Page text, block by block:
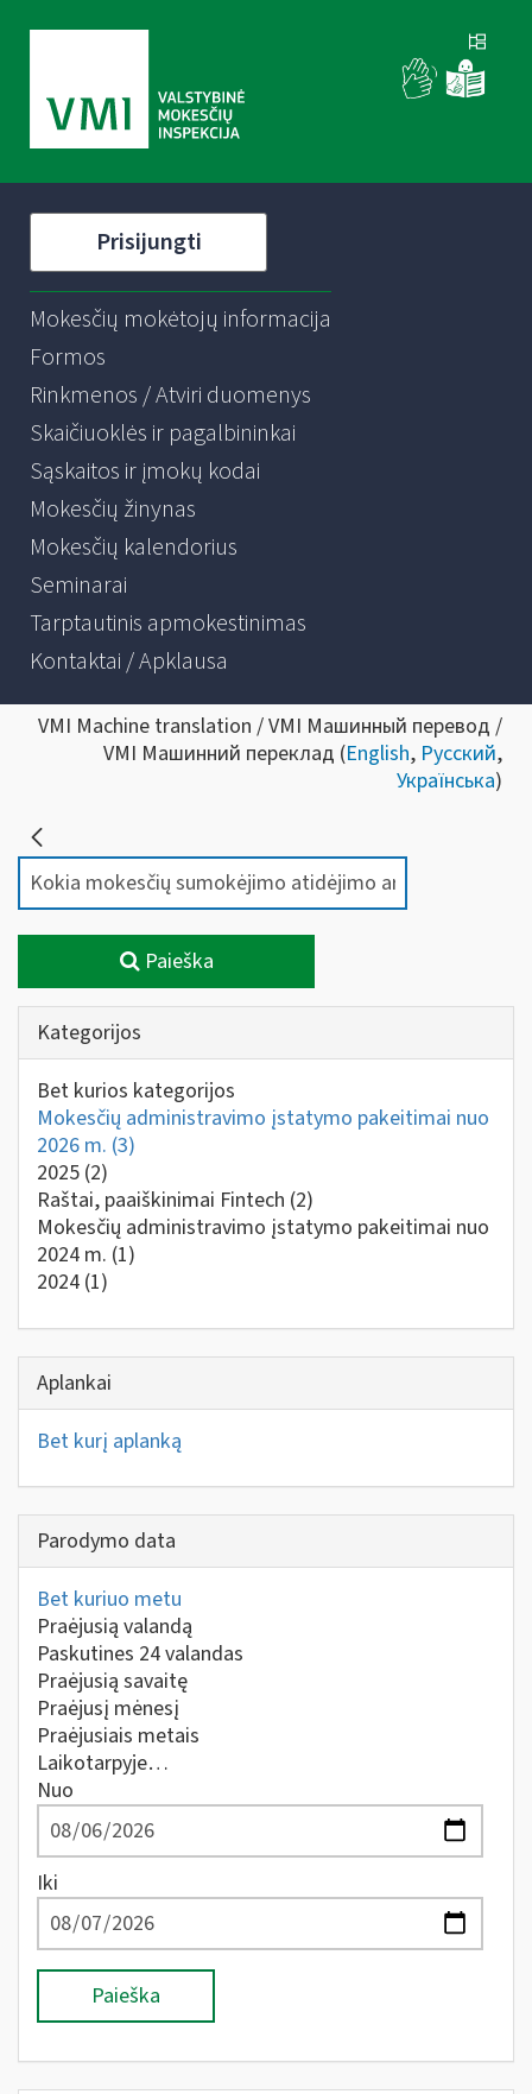
Prisijungti
Mokesčių mokėtojų informacija
Formos
Rinkmenos / Atviri duomenys
Skaičiuoklės ir pagalbininkai
Sąskaitos ir įmokų kodai
Mokesčių žinynas
Mokesčių kalendorius
Seminarai
Tarptautinis apmokestinimas
Kontaktai / Apklausa
VMI Machine translation / VMI Машинный перевод /
VMI Машинний переклад (English, Русский,
Українська)
Paieška
Kategorijos
Bet kurios kategorijos
Mokesčių administravimo įstatymo pakeitimai nuo
2026 m. (3)
2025 (2)
Raštai, paaiškinimai Fintech (2)
Mokesčių administravimo įstatymo pakeitimai nuo
2024 m. (1)
2024 (1)
Aplankai
Bet kurį aplanką
Parodymo data
Bet kuriuo metu
Praėjusią valandą
Paskutines 24 valandas
Praėjusią savaitę
Praėjusį mėnesį
Praėjusiais metais
Laikotarpyje…
Nuo
Iki
Paieška